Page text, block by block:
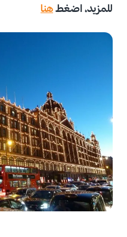
للمزيد، اضغطهنا